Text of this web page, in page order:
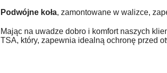
Podwójne koła, zamontowane w walizce,
Mając na uwadze dobro i komfort naszych
TSA, który, zapewnia idealną ochronę przed